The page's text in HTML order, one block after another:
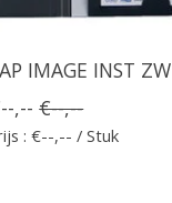
IMAGE INST ZW
,-- €--,--
: €--,-- / Stuk